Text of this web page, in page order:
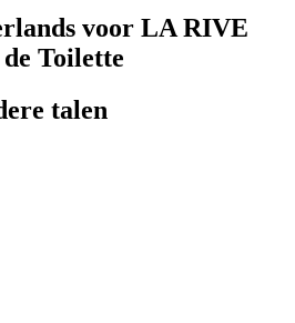
voor LA RIVE
Toilette
talen